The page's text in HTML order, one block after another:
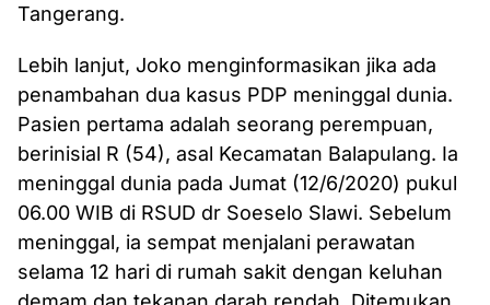
Tangerang.
Lebih lanjut, Joko menginformasikan jika ada
penambahan dua kasus PDP meninggal dunia.
Pasien pertama adalah seorang perempuan,
berinisial R (54), asal Kecamatan Balapulang. Ia
meninggal dunia pada Jumat (12/6/2020) pukul
06.00 WIB di RSUD dr Soeselo Slawi. Sebelum
meninggal, ia sempat menjalani perawatan
selama 12 hari di rumah sakit dengan keluhan